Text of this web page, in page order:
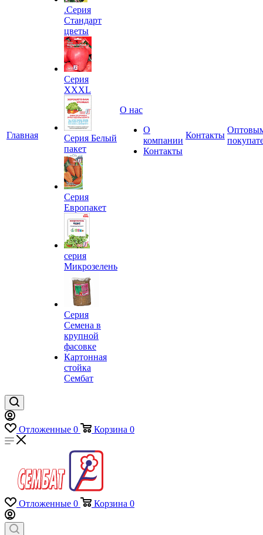
Главная
.Серия
Стандарт
цветы
Серия
XXXL
Серия Белый
пакет
Серия
Европакет
серия
Микрозелень
Серия
Семена в
крупной
фасовке
Картонная
стойка
Сембат
О нас
О
компании
Контакты
Контакты
Отложенные 0 Корзина 0
Отложенные 0 Корзина 0